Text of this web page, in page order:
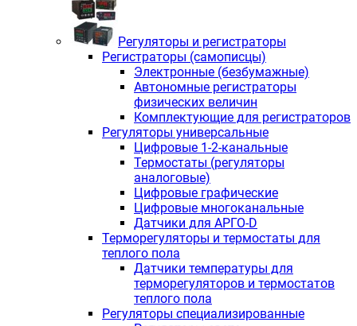
Регуляторы и регистраторы
Регистраторы (самописцы)
Электронные (безбумажные)
Автономные регистраторы
физических величин
Комплектующие для регистраторов
Регуляторы универсальные
Цифровые 1-2-канальные
Термостаты (регуляторы
аналоговые)
Цифровые графические
Цифровые многоканальные
Датчики для АРГО-D
Терморегуляторы и термостаты для
теплого пола
Датчики температуры для
терморегуляторов и термостатов
теплого пола
Регуляторы специализированные